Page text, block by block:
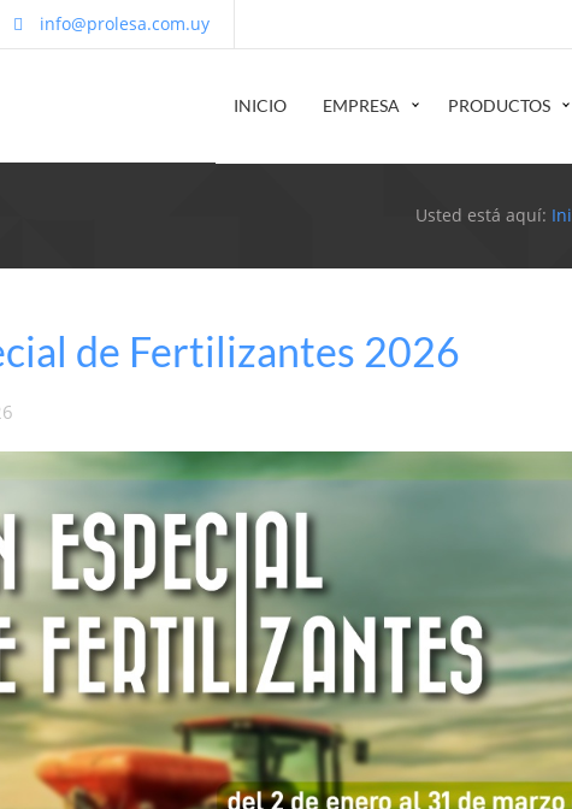
info@prolesa.com.uy
INICIO EMPRESA PRODUCTOS
Usted está aquí:
de Fertilizantes 2026